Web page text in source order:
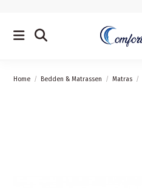
Home Bedden & Matrassen Matras